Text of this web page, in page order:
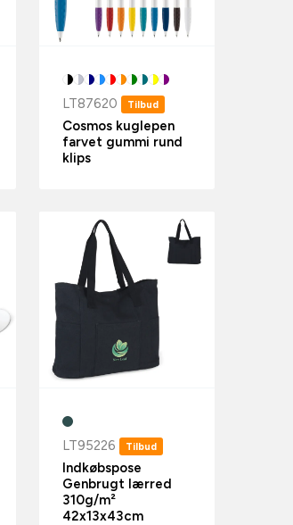
LT87620 Tilbud
Cosmos kuglepen
farvet gummi rund
klips
LT95226 Tilbud
Indkøbspose
Genbrugt lærred
310g/m²
42x13x43cm